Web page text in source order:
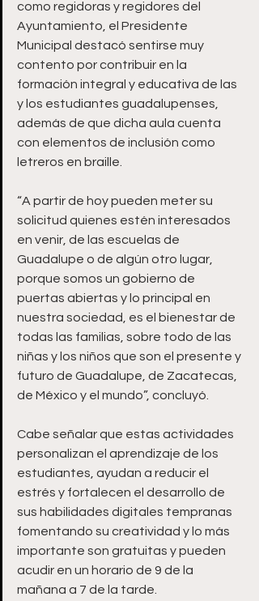
como regidoras y regidores del
Ayuntamiento, el Presidente
Municipal destacó sentirse muy
contento por contribuir en la
formación integral y educativa de las
y los estudiantes guadalupenses,
además de que dicha aula cuenta
con elementos de inclusión como
letreros en braille.
“A partir de hoy pueden meter su
solicitud quienes estén interesados
en venir, de las escuelas de
Guadalupe o de algún otro lugar,
porque somos un gobierno de
puertas abiertas y lo principal en
nuestra sociedad, es el bienestar de
todas las familias, sobre todo de las
niñas y los niños que son el presente y
futuro de Guadalupe, de Zacatecas,
de México y el mundo”, concluyó.
Cabe señalar que estas actividades
personalizan el aprendizaje de los
estudiantes, ayudan a reducir el
estrés y fortalecen el desarrollo de
sus habilidades digitales tempranas
fomentando su creatividad y lo más
importante son gratuitas y pueden
acudir en un horario de 9 de la
mañana a 7 de la tarde.